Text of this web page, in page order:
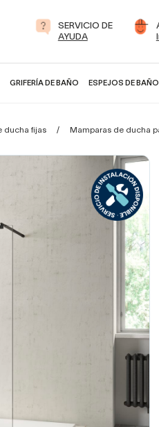
SERVICIO DE
AYUDA
GRIFERÍA DE BAÑO ESPEJOS DE BAÑO
ducha fijas Mamparas de ducha